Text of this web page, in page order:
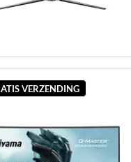
VERZENDING